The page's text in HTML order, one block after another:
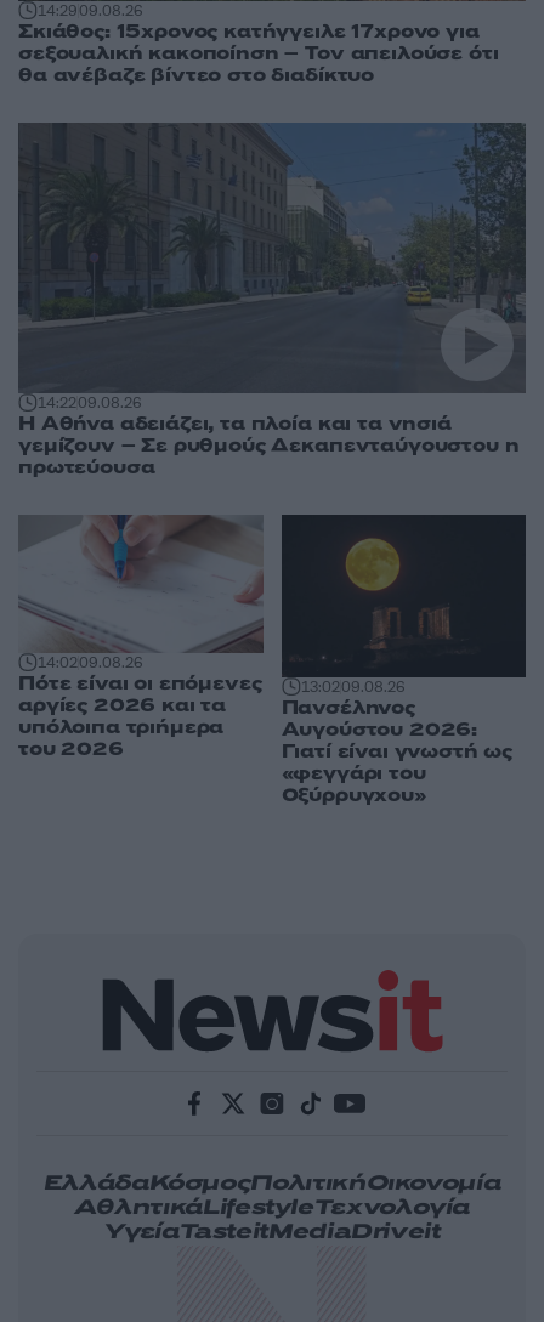
14:2909.08.26
Σκιάθος: 15χρονος κατήγγειλε 17χρονο για
σεξουαλική κακοποίηση – Τον απειλούσε ότι
θα ανέβαζε βίντεο στο διαδίκτυο
14:2209.08.26
Η Αθήνα αδειάζει, τα πλοία και τα νησιά
γεμίζουν – Σε ρυθμούς Δεκαπενταύγουστου η
πρωτεύουσα
14:0209.08.26
Πότε είναι οι επόμενες
αργίες 2026 και τα
υπόλοιπα τριήμερα
του 2026
13:0209.08.26
Πανσέληνος
Αυγούστου 2026:
Γιατί είναι γνωστή ως
«φεγγάρι του
Οξύρρυγχου»
ΕλλάδαΚόσμοςΠολιτικήΟικονομία
ΑθλητικάLifestyleΤεχνολογία
ΥγείαTasteitMediaDriveit